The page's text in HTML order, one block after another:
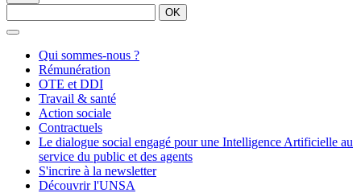
OK
Qui sommes-nous ?
Rémunération
OTE et DDI
Travail & santé
Action sociale
Contractuels
Le dialogue social engagé pour une Intelligence Artificielle au
service du public et des agents
S'incrire à la newsletter
Découvrir l'UNSA